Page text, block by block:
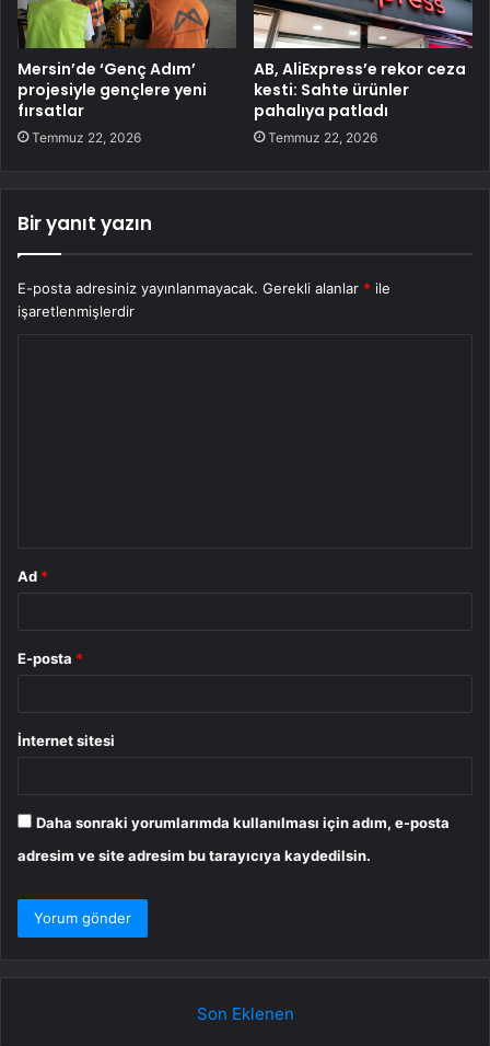
Mersin’de ‘Genç Adım’
projesiyle gençlere yeni
fırsatlar
Temmuz 22, 2026
AB, AliExpress’e rekor ceza
kesti: Sahte ürünler
pahalıya patladı
Temmuz 22, 2026
Bir yanıt yazın
E-posta adresiniz yayınlanmayacak. Gerekli alanlar * ile
işaretlenmişlerdir
Ad *
E-posta *
İnternet sitesi
Daha sonraki yorumlarımda kullanılması için adım, e-posta
adresim ve site adresim bu tarayıcıya kaydedilsin.
Son Eklenen